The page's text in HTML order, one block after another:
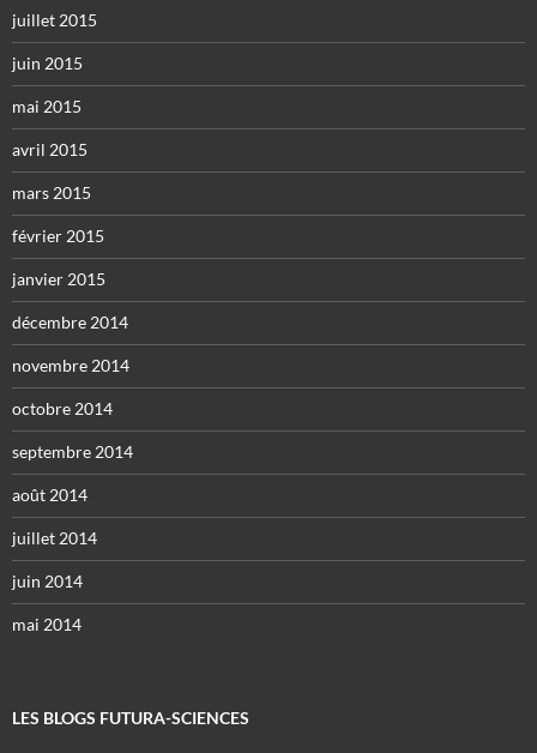
juillet 2015
juin 2015
mai 2015
avril 2015
mars 2015
février 2015
janvier 2015
décembre 2014
novembre 2014
octobre 2014
septembre 2014
août 2014
juillet 2014
juin 2014
mai 2014
LES BLOGS FUTURA-SCIENCES